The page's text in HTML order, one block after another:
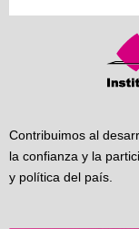
Contribuimos al
la confianza y la
y política del país.